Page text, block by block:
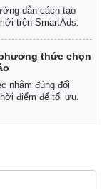
dẫn cách tạo
trên SmartAds.
thức chọn
nhắm đúng đối
điểm để tối ưu.